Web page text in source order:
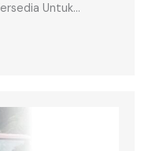
Untuk…